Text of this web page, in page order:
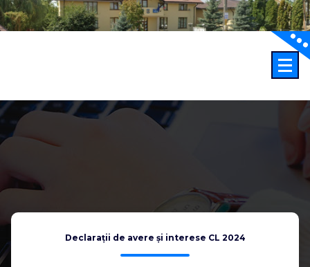
Sari
la
Declarații de avere și interese CL 2024